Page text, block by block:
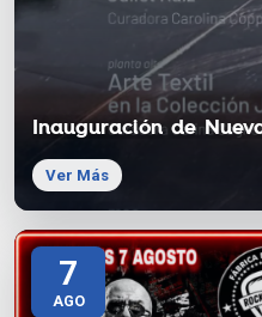
Inauguración de
Ver Más
7
AGO